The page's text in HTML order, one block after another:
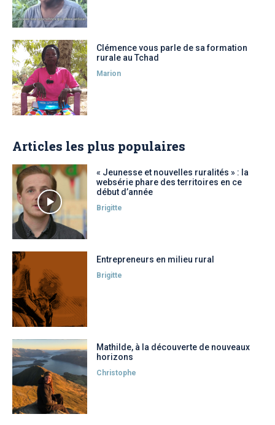
Clémence vous parle de sa formation
rurale au Tchad
Marion
Articles les plus populaires
« Jeunesse et nouvelles ruralités » : la
websérie phare des territoires en ce
début d’année
Brigitte
Entrepreneurs en milieu rural
Brigitte
Mathilde, à la découverte de nouveaux
horizons
Christophe